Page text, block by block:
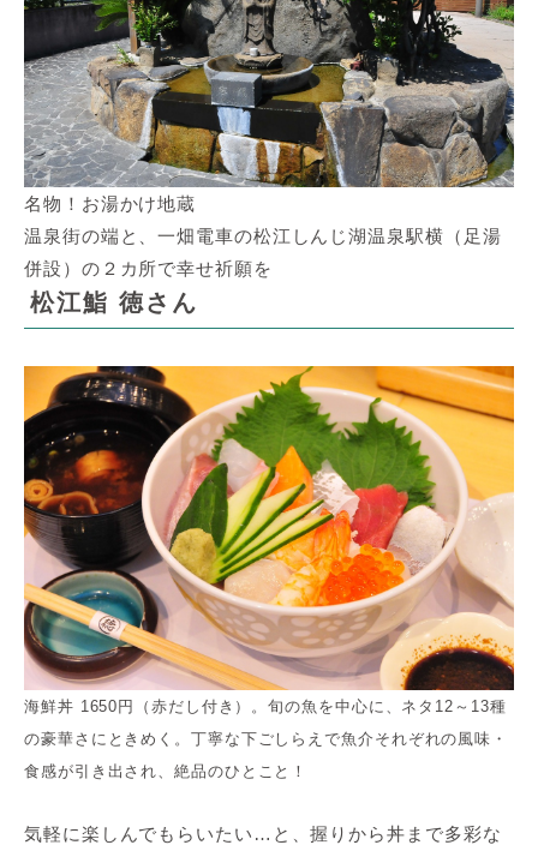
名物！お湯かけ地蔵
温泉街の端と、一畑電車の松江しんじ湖温泉駅横（足湯
併設）の２カ所で幸せ祈願を
松江鮨 徳さん
海鮮丼 1650円（赤だし付き）。旬の魚を中心に、ネタ12～13種
の豪華さにときめく。丁寧な下ごしらえで魚介それぞれの風味・
食感が引き出され、絶品のひとこと！
気軽に楽しんでもらいたい…と、握りから丼まで多彩な